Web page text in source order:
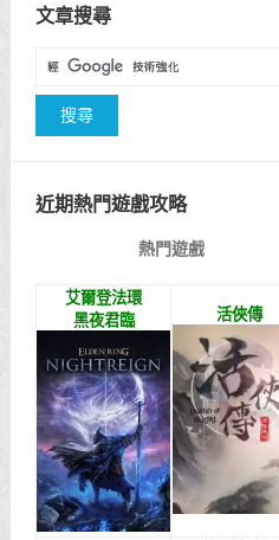
文章搜尋
近期熱門遊戲攻略
熱門遊戲
艾爾登法環
黑夜君臨
活俠傳